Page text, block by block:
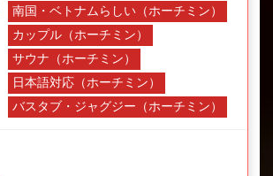
南国・ベトナムらしい（ホーチミン）
カップル（ホーチミン）
サウナ（ホーチミン）
日本語対応（ホーチミン）
バスタブ・ジャグジー（ホーチミン）